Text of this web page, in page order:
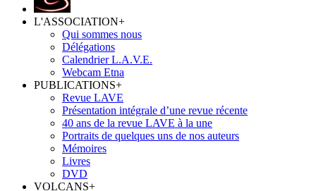
L'ASSOCIATION+
Qui sommes nous
Délégations
Calendrier L.A.V.E.
Webcam Etna
PUBLICATIONS+
Revue LAVE
Présentation intégrale d’une revue récente
40 ans de la revue LAVE à la une
Portraits de quelques uns de nos auteurs
Mémoires
Livres
DVD
VOLCANS+